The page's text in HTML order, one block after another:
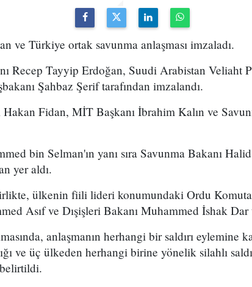
ve Türkiye ortak savunma anlaşması imzaladı.
Recep Tayyip Erdoğan, Suudi Arabistan Veliaht
Şahbaz Şerif tarafından imzalandı.
Hakan Fidan, MİT Başkanı İbrahim Kalın ve
bin Selman'ın yanı sıra Savunma Bakanı
yer aldı.
ülkenin fiili lideri konumundaki Ordu
Asıf ve Dışişleri Bakanı Muhammed İshak
anlaşmanın herhangi bir saldırı eylemine
ve üç ülkeden herhangi birine yönelik silahlı
belirtildi.